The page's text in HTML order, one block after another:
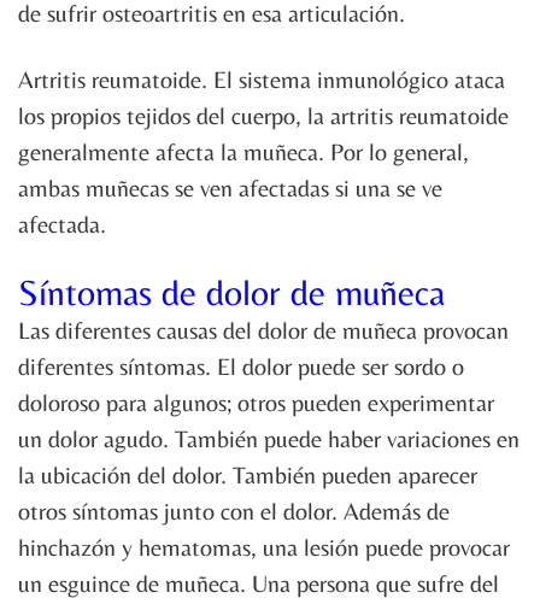
de sufrir osteoartritis en esa articulación.
Artritis reumatoide. El sistema inmunológico ataca
los propios tejidos del cuerpo, la artritis reumatoide
generalmente afecta la muñeca. Por lo general,
ambas muñecas se ven afectadas si una se ve
afectada.
Síntomas de dolor de muñeca
Las diferentes causas del dolor de muñeca provocan
diferentes síntomas. El dolor puede ser sordo o
doloroso para algunos; otros pueden experimentar
un dolor agudo. También puede haber variaciones en
la ubicación del dolor. También pueden aparecer
otros síntomas junto con el dolor. Además de
hinchazón y hematomas, una lesión puede provocar
un esguince de muñeca. Una persona que sufre del